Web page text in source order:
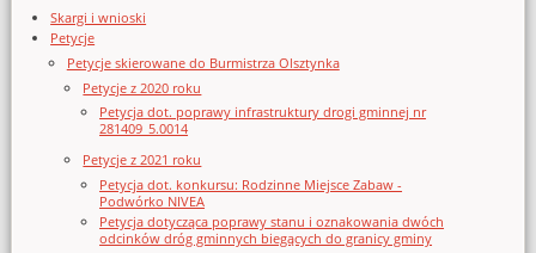
Skargi i wnioski
Petycje
Petycje skierowane do Burmistrza Olsztynka
Petycje z 2020 roku
Petycja dot. poprawy infrastruktury drogi gminnej nr
281409_5.0014
Petycje z 2021 roku
Petycja dot. konkursu: Rodzinne Miejsce Zabaw -
Podwórko NIVEA
Petycja dotycząca poprawy stanu i oznakowania dwóch
odcinków dróg gminnych biegących do granicy gminy